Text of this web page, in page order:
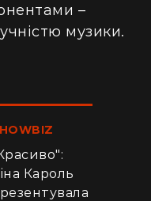
–
музики.
Кароль